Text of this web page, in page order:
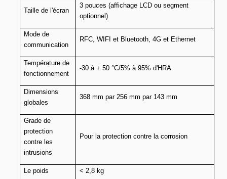
Taille de l'écran
3 pouces (affichage LCD ou segment
optionnel)
Mode de
communication
RFC, WIFI et Bluetooth, 4G et Ethernet
Température de
fonctionnement
-30 à + 50 °C/5% à 95% d'HRA
Dimensions
globales
368 mm par 256 mm par 143 mm
Grade de
protection
contre les
intrusions
Pour la protection contre la corrosion
Le poids < 2,8 kg